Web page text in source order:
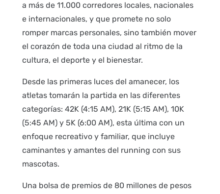
a más de 11.000 corredores locales, nacionales
e internacionales, y que promete no solo
romper marcas personales, sino también mover
el corazón de toda una ciudad al ritmo de la
cultura, el deporte y el bienestar.
Desde las primeras luces del amanecer, los
atletas tomarán la partida en las diferentes
categorías: 42K (4:15 AM), 21K (5:15 AM), 10K
(5:45 AM) y 5K (6:00 AM), esta última con un
enfoque recreativo y familiar, que incluye
caminantes y amantes del running con sus
mascotas.
Una bolsa de premios de 80 millones de pesos